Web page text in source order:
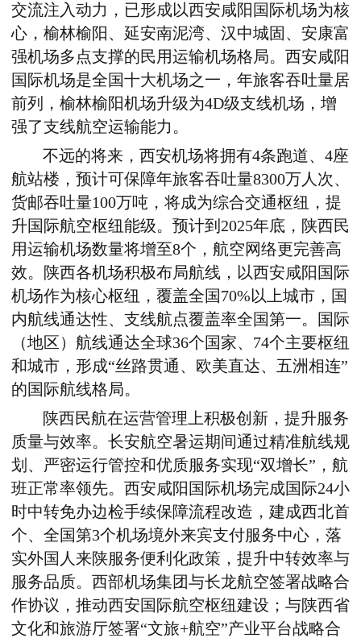
交流注入动力，已形成以西安咸阳国际机场为核
心，榆林榆阳、延安南泥湾、汉中城固、安康富
强机场多点支撑的民用运输机场格局。西安咸阳
国际机场是全国十大机场之一，年旅客吞吐量居
前列，榆林榆阳机场升级为4D级支线机场，增
强了支线航空运输能力。
不远的将来，西安机场将拥有4条跑道、4座
航站楼，预计可保障年旅客吞吐量8300万人次、
货邮吞吐量100万吨，将成为综合交通枢纽，提
升国际航空枢纽能级。预计到2025年底，陕西民
用运输机场数量将增至8个，航空网络更完善高
效。陕西各机场积极布局航线，以西安咸阳国际
机场作为核心枢纽，覆盖全国70%以上城市，国
内航线通达性、支线航点覆盖率全国第一。国际
（地区）航线通达全球36个国家、74个主要枢纽
和城市，形成“丝路贯通、欧美直达、五洲相连”
的国际航线格局。
陕西民航在运营管理上积极创新，提升服务
质量与效率。长安航空暑运期间通过精准航线规
划、严密运行管控和优质服务实现“双增长”，航
班正常率领先。西安咸阳国际机场完成国际24小
时中转免办边检手续保障流程改造，建成西北首
个、全国第3个机场境外来宾支付服务中心，落
实外国人来陕服务便利化政策，提升中转效率与
服务品质。西部机场集团与长龙航空签署战略合
作协议，推动西安国际航空枢纽建设；与陕西省
文化和旅游厅签署“文旅+航空”产业平台战略合